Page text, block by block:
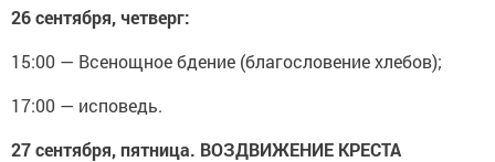
26 сентября, четверг:
15:00 — Всенощное бдение (благословение хлебов);
17:00 — исповедь.
27 сентября, пятница. ВОЗДВИЖЕНИЕ КРЕСТА